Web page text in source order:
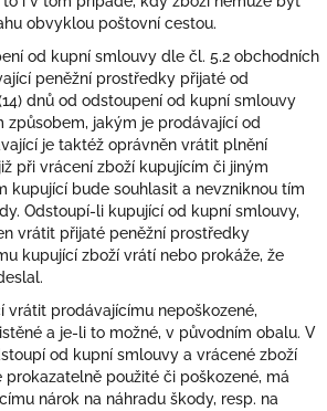
obvyklou poštovní cestou.
od kupní smlouvy dle čl. 5.2 obchodních
peněžní prostředky přijaté od
dnů od odstoupení od kupní smlouvy
způsobem, jakým je prodávající od
je taktéž oprávněn vrátit plnění
při vrácení zboží kupujícím či jiným
kupující bude souhlasit a nevzniknou tím
Odstoupí-li kupující od kupní smlouvy,
vrátit přijaté peněžní prostředky
kupující zboží vrátí nebo prokáže, že
vrátit prodávajícímu nepoškozené,
a je-li to možné, v původním obalu. V
od kupní smlouvy a vrácené zboží
použité či poškozené, má
nárok na náhradu škody, resp. na